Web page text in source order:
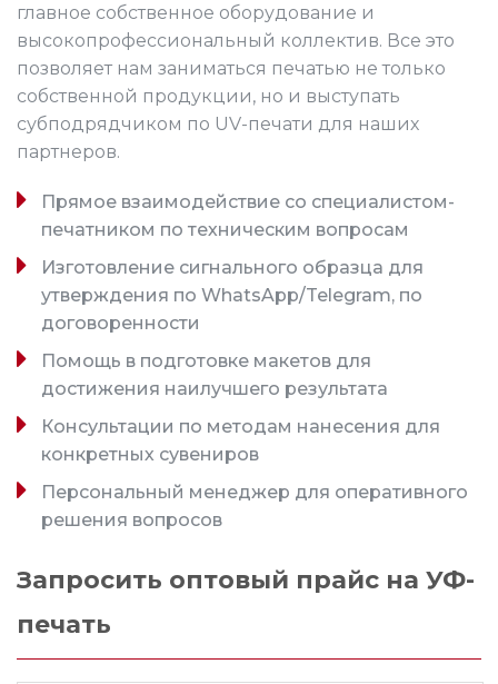
главное собственное оборудование и
высокопрофессиональный коллектив. Все это
позволяет нам заниматься печатью не только
собственной продукции, но и выступать
субподрядчиком по UV-печати для наших
партнеров.
Прямое взаимодействие со специалистом-
печатником по техническим вопросам
Изготовление сигнального образца для
утверждения по WhatsApp/Telegram, по
договоренности
Помощь в подготовке макетов для
достижения наилучшего результата
Консультации по методам нанесения для
конкретных сувениров
Персональный менеджер для оперативного
решения вопросов
Запросить оптовый прайс на УФ-
печать